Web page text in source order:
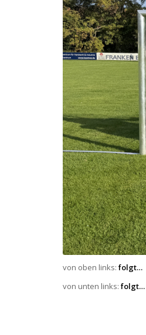
von oben links: folgt…
von unten links: folgt…